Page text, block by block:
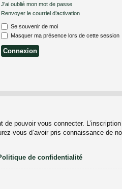
J’ai oublié mon mot de passe
Renvoyer le courriel d’activation
Se souvenir de moi
Masquer ma présence lors de cette session
de pouvoir vous connecter.
vous d’avoir pris connaissance de
de confidentialité